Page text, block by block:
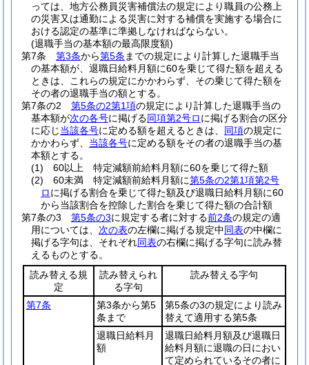
っては、地方公務員災害補償法の規定により職員の公務上
の災害又は通勤による災害に対する補償を実施する場合に
おける認定の基準に準拠しなければならない。
(退職手当の基本額の最高限度額)
第7条
第3条から第5条 までの規定により計算した退職手当
の基本額が、退職日給料月額に60を乗じて得た額を超える
ときは、これらの規定にかかわらず、その乗じて得た額を
その者の退職手当の額とする。
第7条の2
第5条の2第1項の規定により計算した退職手当の
基本額が次の各号に掲げる同項第2号ロに掲げる割合の区分
に応じ当該各号に定める額を超えるときは、 同項の規定に
かかわらず、 当該各号に定める額をその者の退職手当の基
本額とする。
(1)
60以上 特定減額前給料月額に60を乗じて得た額
(2)
60未満 特定減額前給料月額に第5条の2第1項第2号
ロに掲げる割合を乗じて得た額及び退職日給料月額に60
から当該割合を控除した割合を乗じて得た額の合計額
第7条の3
第5条の3に規定する者に対する前2条の規定の適
用については、 次の表の左欄に掲げる規定中同表の中欄に
掲げる字句は、それぞれ同表の右欄に掲げる字句に読み替
えるものとする。
読み替える規
定
読み替えられ
る字句
読み替える字句
第7条
第3条から第5
条まで
第5条の3の規定により読み
替えて適用する第5条
退職日給料月
額
退職日給料月額及び退職日
給料月額に退職の日におい
て定められているその者に